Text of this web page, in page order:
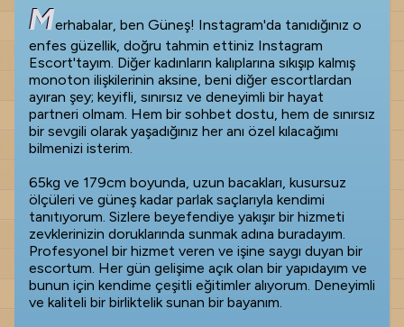
Merhabalar, ben Güneş! Instagram'da tanıdığınız o
enfes güzellik, doğru tahmin ettiniz Instagram
Escort'tayım. Diğer kadınların kalıplarına sıkışıp kalmış
monoton ilişkilerinin aksine, beni diğer escortlardan
ayıran şey; keyifli, sınırsız ve deneyimli bir hayat
partneri olmam. Hem bir sohbet dostu, hem de sınırsız
bir sevgili olarak yaşadığınız her anı özel kılacağımı
bilmenizi isterim.
65kg ve 179cm boyunda, uzun bacakları, kusursuz
ölçüleri ve güneş kadar parlak saçlarıyla kendimi
tanıtıyorum. Sizlere beyefendiye yakışır bir hizmeti
zevklerinizin doruklarında sunmak adına buradayım.
Profesyonel bir hizmet veren ve işine saygı duyan bir
escortum. Her gün gelişime açık olan bir yapıdayım ve
bunun için kendime çeşitli eğitimler alıyorum. Deneyimli
ve kaliteli bir birliktelik sunan bir bayanım.